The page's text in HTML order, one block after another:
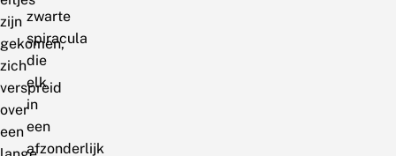
zijn
gekomen,
zich
verspreid
over
een
zwarte
spiracula
die
elk
in
een
afzonderlijk